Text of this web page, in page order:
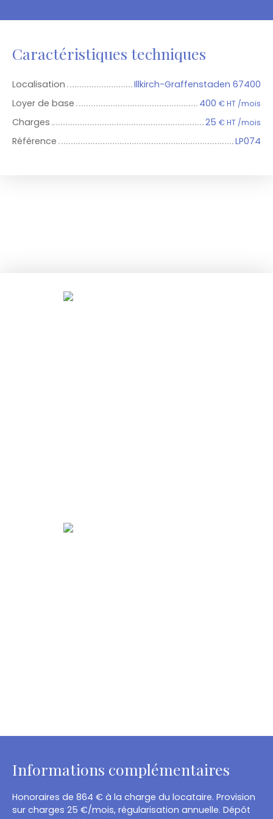
Caractéristiques techniques
Localisation
Illkirch-Graffenstaden 67400
Loyer de base
400 € HT /mois
Charges 25 € HT /mois
Référence LP074
Informations complémentaires
Honoraires de 864 € à la charge du locataire. Provision
sur charges 25 €/mois, régularisation annuelle. Dépôt